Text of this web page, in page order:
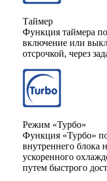
Таймер
Функция таймера
включение или
отсрочкой, через
Режим «Турбо»
Функция «Турбо»
внутреннего блока
ускоренного
путем быстрого